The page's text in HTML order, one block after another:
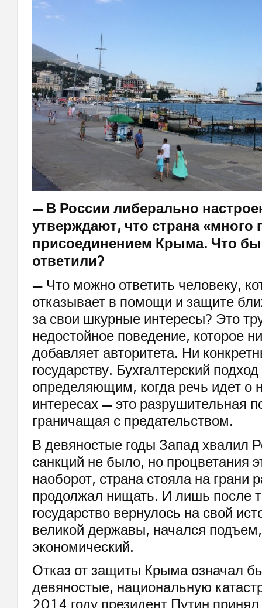
— В России либерально
утверждают, что страна «много
присоединением Крыма. Что
ответили?
— Что можно ответить человеку,
отказывает в помощи и защите
за свои шкурные интересы? Это
недостойное поведение, которое
добавляет авторитета. Ни
государству. Бухгалтерский
определяющим, когда речь идет о
интересах — это разрушительная
граничащая с предательством.
В девяностые годы Запад хвалил
санкций не было, но процветания
наоборот, страна стояла на грани
продолжал нищать. И лишь после
государство вернулось на свой
великой державы, начался
экономический.
Отказ от защиты Крыма означал
девяностые, национальную
2014 году президент Путин